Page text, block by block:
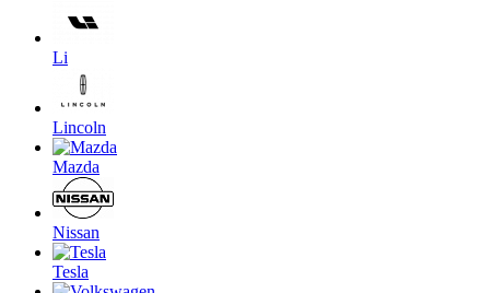
Li
Lincoln
Mazda
Nissan
Tesla